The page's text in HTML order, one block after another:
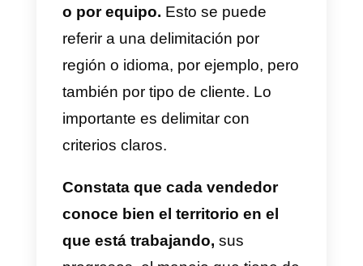
También hay quesaber decir
cómo tu empresa supera a la
competencia, con el objetivo de
detectar fortalezas y
exponérselas a las empresas